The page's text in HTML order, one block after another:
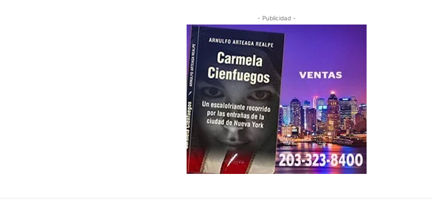
- Publicidad -